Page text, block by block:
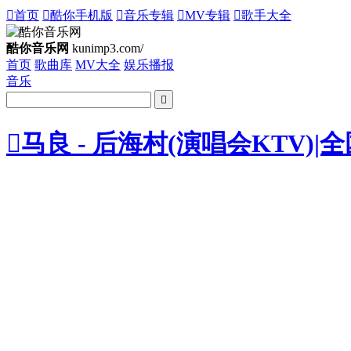
首页 酷你手机版 音乐专辑 MV专辑 歌手大全
酷你音乐网 kunimp3.com/
首页 歌曲库 MV大全 娱乐播报
音乐

马良 - 后海村(演唱会KTV)|